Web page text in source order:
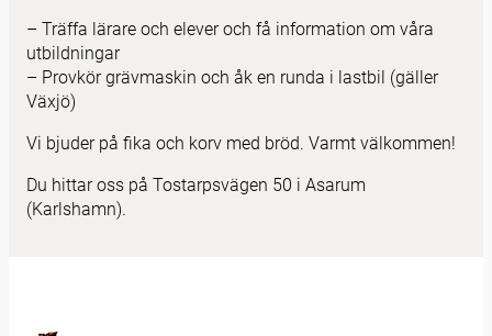
– Träffa lärare och elever och få information om våra
utbildningar
– Provkör grävmaskin och åk en runda i lastbil (gäller
Växjö)
Vi bjuder på fika och korv med bröd. Varmt välkommen!
Du hittar oss på Tostarpsvägen 50 i Asarum
(Karlshamn).